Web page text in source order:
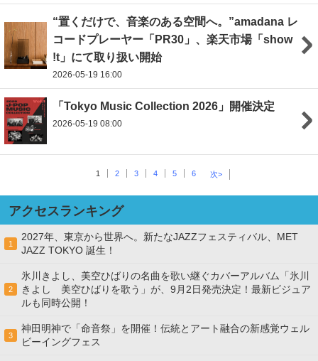
“置くだけで、音楽のある空間へ。”amadana レ
コードプレーヤー「PR30」、楽天市場「show
!t」にて取り扱い開始
2026-05-19 16:00
「Tokyo Music Collection 2026」開催決定
2026-05-19 08:00
1 2 3 4 5 6 次>
アクセスランキング
1
2027年、東京から世界へ。新たなJAZZフェスティバル、MET
JAZZ TOKYO 誕生！
2
氷川きよし、美空ひばりの名曲を歌い継ぐカバーアルバム「氷川
きよし 美空ひばりを歌う」が、9月2日発売決定！最新ビジュア
ルも同時公開！
3
神田明神で「命音祭」を開催！伝統とアート融合の新感覚ウェル
ビーイングフェス